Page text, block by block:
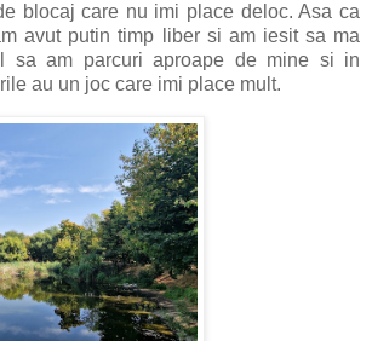
blocaj care nu imi place deloc. Asa ca
avut putin timp liber si am iesit sa ma
sa am parcuri aproape de mine si in
au un joc care imi place mult.